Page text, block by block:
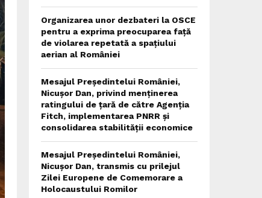
Organizarea unor dezbateri la OSCE
pentru a exprima preocuparea față
de violarea repetată a spațiului
aerian al României
Mesajul Președintelui României,
Nicușor Dan, privind menținerea
ratingului de țară de către Agenția
Fitch, implementarea PNRR și
consolidarea stabilității economice
Mesajul Președintelui României,
Nicușor Dan, transmis cu prilejul
Zilei Europene de Comemorare a
Holocaustului Romilor